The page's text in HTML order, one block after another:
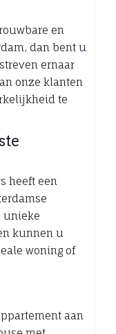
en
dan bent u
ernaar
onze klanten
te
heeft een
unieke
kunnen u
woning of
aan